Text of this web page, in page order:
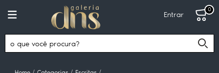
Entrar
0